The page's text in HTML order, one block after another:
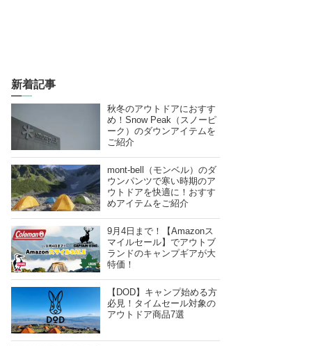
新着記事
秋冬のアウトドアにおすす
め！Snow Peak（スノーピ
ーク）のダウンアイテムを
ご紹介
mont-bell（モンベル）のダ
ウンパンツで寒い時期のア
ウトドアを快適に！おすす
めアイテムをご紹介
9月4日まで！【Amazonス
マイルセール】でアウトブ
ランドのキャンプギアが大
特価！
【DOD】キャンプ始める方
必見！タイムセール対象の
アウトドア商品7選